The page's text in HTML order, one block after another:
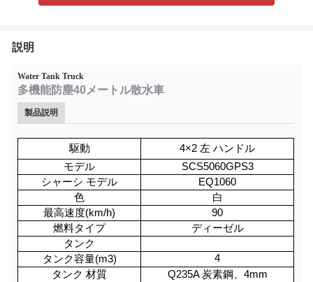
説明
Water Tank Truck
多機能防塵40メートル散水車
製品説明
駆動
4×2 左 ハンドル
モデル
SCS5060GPS3
シャーシ モデル
EQ1060
色
白
最高速度(km/h)
90
燃料タイプ
ディーゼル
タンク
タンク容量(m3)
4
タンク 材質
Q235A 炭素鋼、4mm